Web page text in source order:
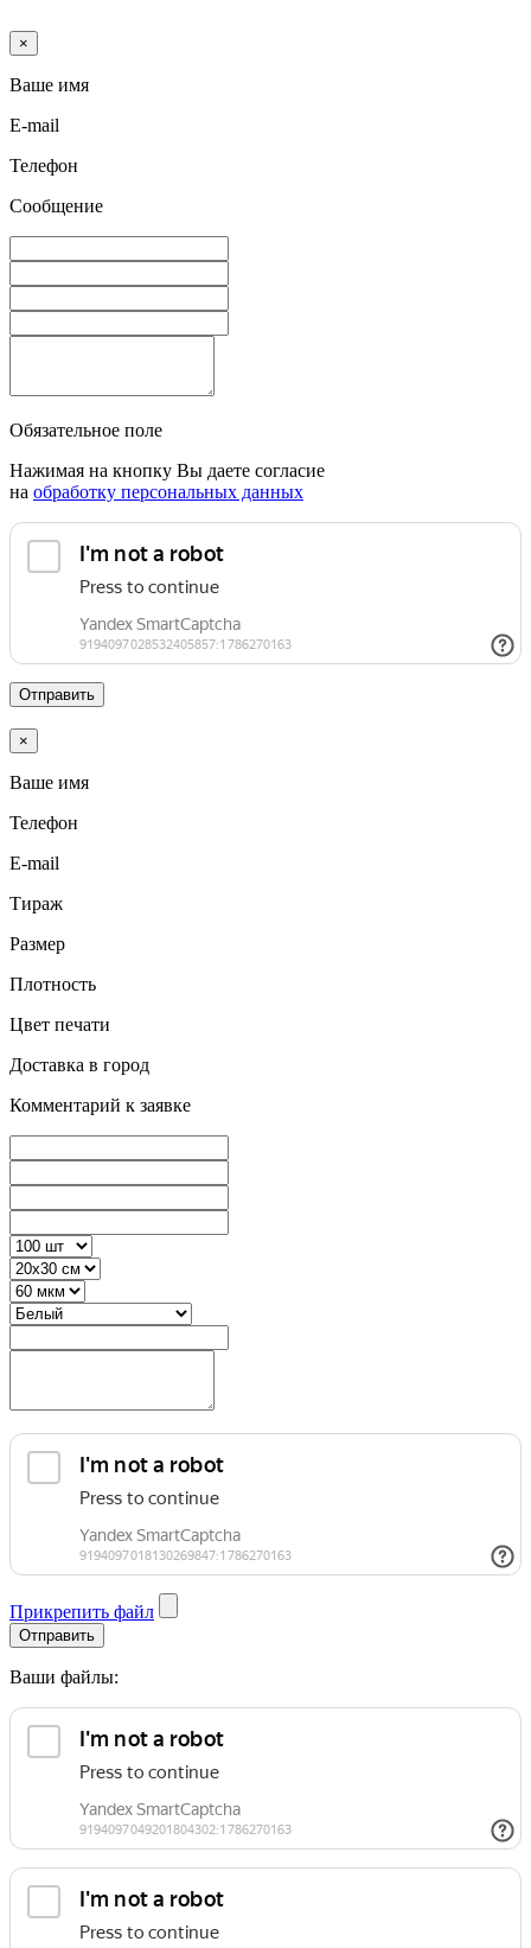
×
Ваше имя
E-mail
Телефон
Сообщение
Обязательное поле
Нажимая на кнопку Вы даете согласие
на обработку персональных данных
Отправить
×
Ваше имя
Телефон
E-mail
Тираж
Размер
Плотность
Цвет печати
Доставка в город
Комментарий к заявке
Прикрепить файл
Отправить
Ваши файлы: